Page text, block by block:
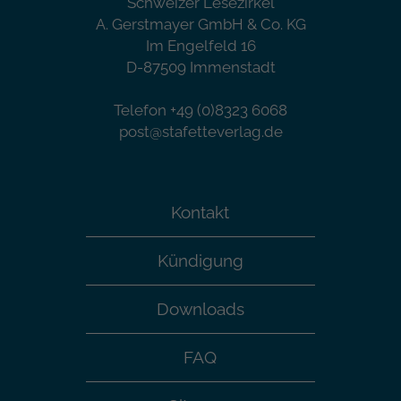
A. Gerstmayer GmbH & Co. KG
Im Engelfeld 16
D-87509 Immenstadt
Telefon +49 (0)8323 6068
post@stafetteverlag.de
Kontakt
Kündigung
Downloads
FAQ